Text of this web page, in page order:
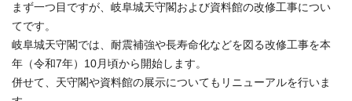
まず一つ目ですが、岐阜城天守閣および資料館の改修工事につい
てです。
岐阜城天守閣では、耐震補強や長寿命化などを図る改修工事を本
年（令和7年）10月頃から開始します。
併せて、天守閣や資料館の展示についてもリニューアルを行いま